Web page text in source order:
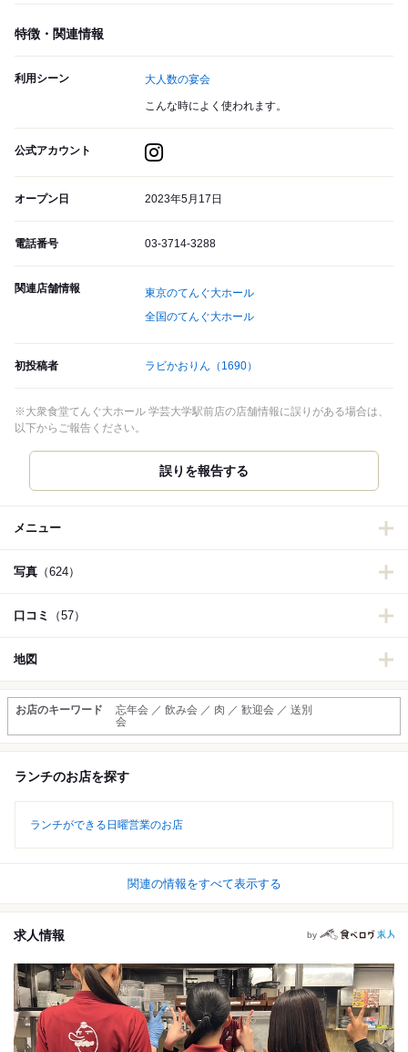
特徴・関連情報
利用シーン 大人数の宴会
こんな時によく使われます。
公式アカウント
オープン日 2023年5月17日
電話番号 03-3714-3288
関連店舗情報
東京のてんぐ大ホール
全国のてんぐ大ホール
初投稿者 ラビかおりん （1690）
※大衆食堂てんぐ大ホール 学芸大学駅前店の店舗情報に誤りがある場合は、
以下からご報告ください。
誤りを報告する
メニュー
写真 （624）
口コミ （57）
地図
お店のキーワード
忘年会 ／ 飲み会 ／ 肉 ／ 歓迎会 ／ 送別
会
ランチのお店を探す
ランチができる日曜営業のお店
関連の情報をすべて表示する
求人情報 by